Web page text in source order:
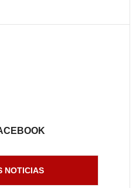
NOTICIAS